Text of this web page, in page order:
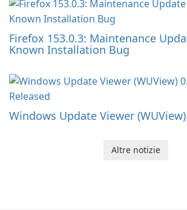
Firefox 153.0.3: Maintenance
Known Installation Bug
Windows Update Viewer
Altre notizie